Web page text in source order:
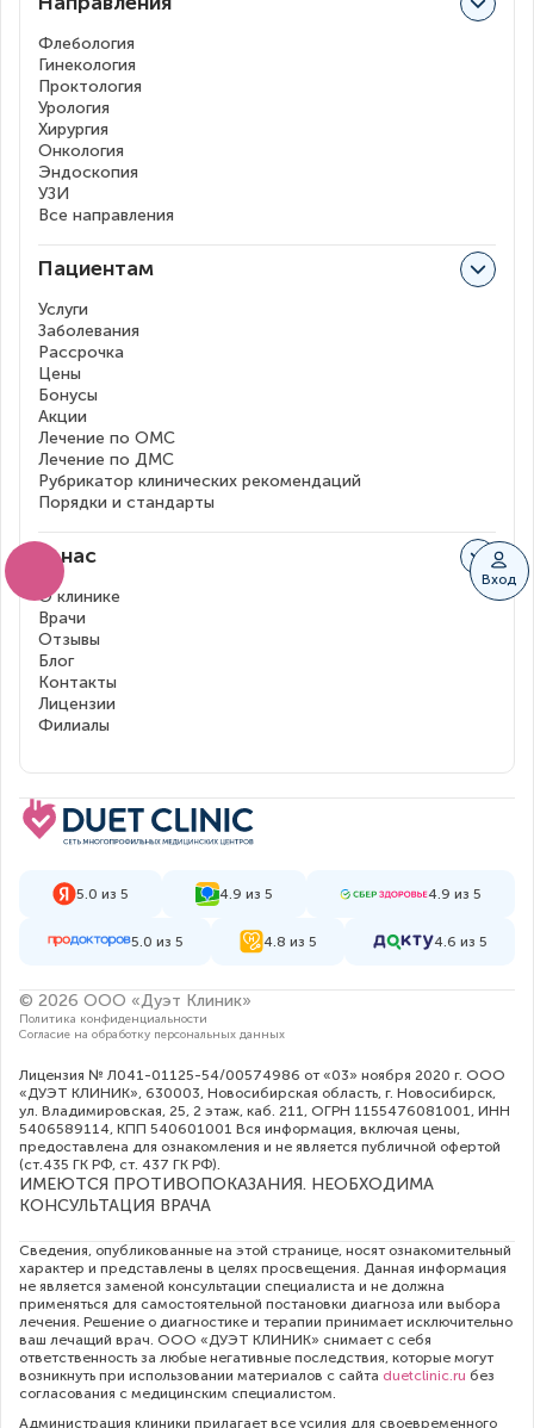
Вход
Флебология
Гинекология
Проктология
Урология
Хирургия
Онкология
Эндоскопия
УЗИ
Все направления
Пациентам
Услуги
Заболевания
Рассрочка
Цены
Бонусы
Акции
Лечение по ОМС
Лечение по ДМС
Рубрикатор клинических рекомендаций
Порядки и стандарты
О нас
О клинике
Врачи
Отзывы
Блог
Контакты
Лицензии
Филиалы
5.0 из 5 4.9 из 5 4.9 из 5
5.0 из 5 4.8 из 5 4.6 из 5
© 2026 ООО «Дуэт Клиник»
Политика конфиденциальности
Согласие на обработку персональных данных
Лицензия № Л041-01125-54/00574986 от «03» ноября 2020 г. ООО
«ДУЭТ КЛИНИК», 630003, Новосибирская область, г. Новосибирск,
ул. Владимировская, 25, 2 этаж, каб. 211, ОГРН 1155476081001, ИНН
5406589114, КПП 540601001 Вся информация, включая цены,
предоставлена для ознакомления и не является публичной офертой
(ст.435 ГК РФ, cт. 437 ГК РФ).
ИМЕЮТСЯ ПРОТИВОПОКАЗАНИЯ. НЕОБХОДИМА
КОНСУЛЬТАЦИЯ ВРАЧА
Сведения, опубликованные на этой странице, носят ознакомительный
характер и представлены в целях просвещения. Данная информация
не является заменой консультации специалиста и не должна
применяться для самостоятельной постановки диагноза или выбора
лечения. Решение о диагностике и терапии принимает исключительно
ваш лечащий врач. ООО «ДУЭТ КЛИНИК» снимает с себя
ответственность за любые негативные последствия, которые могут
возникнуть при использовании материалов с сайта duetclinic.ru без
согласования с медицинским специалистом.
Администрация клиники прилагает все усилия для своевременного